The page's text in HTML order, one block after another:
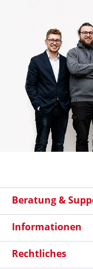
Beratung &
Informationen
Rechtliches